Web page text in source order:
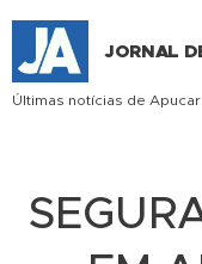
JORNAL
Últimas notícias de